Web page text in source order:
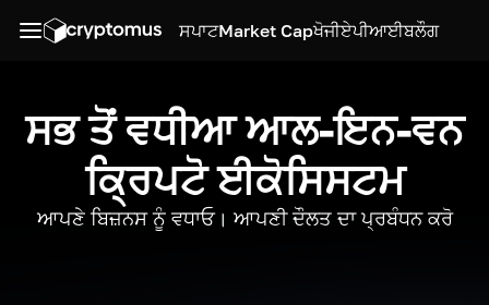
ਸਪਾਟMarket Capਖੋਜੀਏਪੀਆਈਬਲੌਗ
ਸਭ ਤੋਂ ਵਧੀਆ ਆਲ-ਇਨ-ਵਨ
ਕ੍ਰਿਪਟੋ ਈਕੋਸਿਸਟਮ
ਆਪਣੇ ਬਿਜ਼ਨਸ ਨੂੰ ਵਧਾਓ। ਆਪਣੀ ਦੌਲਤ ਦਾ ਪ੍ਰਬੰਧਨ ਕਰੋ